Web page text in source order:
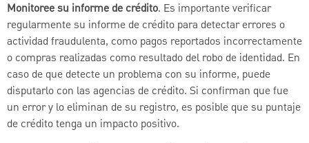
Monitoree su informe de crédito. Es importante verificar
regularmente su informe de crédito para detectar errores o
actividad fraudulenta, como pagos reportados incorrectamente
o compras realizadas como resultado del robo de identidad. En
caso de que detecte un problema con su informe, puede
disputarlo con las agencias de crédito. Si confirman que fue
un error y lo eliminan de su registro, es posible que su puntaje
de crédito tenga un impacto positivo.